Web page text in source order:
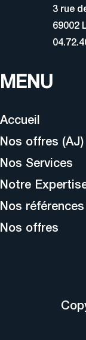
3 rue
69002
MENU
Accueil
Nos offres (AJ)
Nos Services
Notre
Nos références
Nos offres